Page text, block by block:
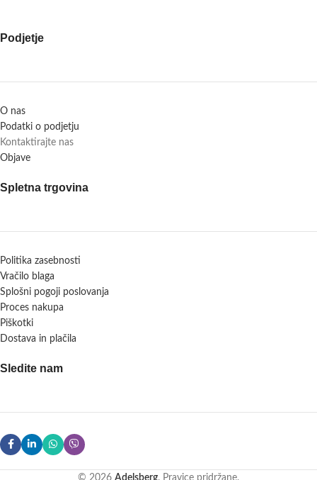
Podjetje
O nas
Podatki o podjetju
Kontaktirajte nas
Objave
Spletna trgovina
Politika zasebnosti
Vračilo blaga
Splošni pogoji poslovanja
Proces nakupa
Piškotki
Dostava in plačila
Sledite nam
© 2026 Adelsberg. Pravice pridržane.